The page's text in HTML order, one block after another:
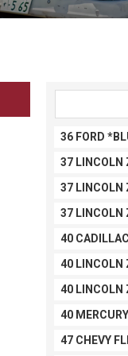
36 FORD
37 LINCOLN
37 LINCOLN
37 LINCOLN
40
40 LINCOLN
40 LINCOLN
40
47 CHEVY